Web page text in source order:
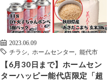
2023.06.09
チラシ
ホームセンター 能代市
【6月30日まで】ホームセン
ターハッピー能代店限定「超